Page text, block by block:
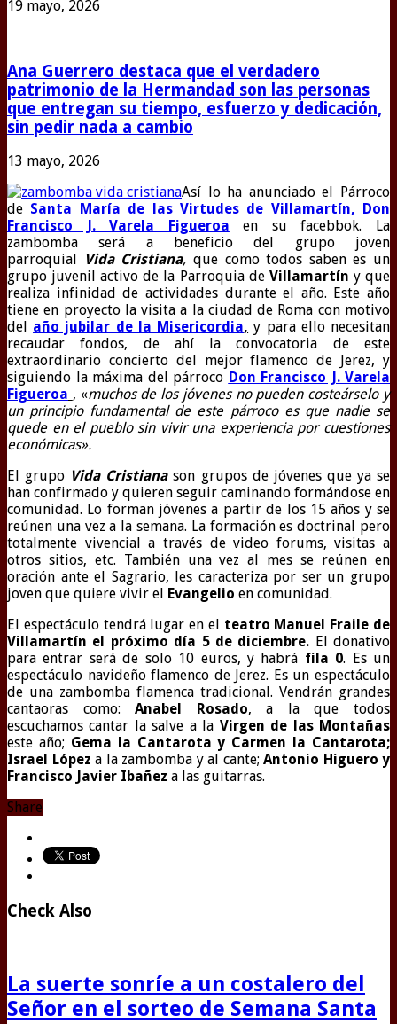
19 mayo, 2026
Ana Guerrero destaca que el verdadero
patrimonio de la Hermandad son las personas
que entregan su tiempo, esfuerzo y dedicación,
sin pedir nada a cambio
13 mayo, 2026
Así lo ha anunciado el Párroco
de Santa María de las Virtudes de Villamartín, Don
Francisco J. Varela Figueroa en su facebbok. La
zambomba será a beneficio del grupo joven
parroquial
Vida Cristiana, que como todos saben es un
grupo juvenil activo de la Parroquia de Villamartín y que
realiza infinidad de actividades durante el año. Este año
tiene en proyecto la visita a la ciudad de Roma con motivo
del año jubilar de la Misericordia, y para ello necesitan
recaudar fondos, de ahí la convocatoria de este
extraordinario concierto del mejor flamenco de Jerez, y
siguiendo la máxima del párroco Don Francisco J. Varela
Figueroa , «muchos de los jóvenes no pueden costeárselo y
un principio fundamental de este párroco es que nadie se
quede en el pueblo sin vivir una experiencia por cuestiones
económicas».
El grupo Vida Cristianason grupos de jóvenes que ya se
han confirmado y quieren seguir caminando formándose en
comunidad. Lo forman jóvenes a partir de los 15 años y se
reúnen una vez a la semana. La formación es doctrinal pero
totalmente vivencial a través de video forums, visitas a
otros sitios, etc. También una vez al mes se reúnen en
oración ante el Sagrario, les caracteriza por ser un grupo
joven que quiere vivir el
Evangelio en comunidad.
El espectáculo tendrá lugar en el teatro Manuel Fraile de
Villamartín el próximo día 5 de diciembre. El donativo
para entrar será de solo 10 euros, y habrá fila 0. Es un
espectáculo navideño flamenco de Jerez. Es un espectáculo
de una zambomba flamenca tradicional. Vendrán grandes
cantaoras como:Anabel Rosado, a la que todos
escuchamos cantar la salve a la Virgen de las Montañas
este año; Gema la Cantarota y Carmen la Cantarota;
Israel López a la zambomba y al cante; Antonio Higuero y
Francisco Javier Ibañez a las guitarras.
Share
Check Also
La suerte sonríe a un costalero del
Señor en el sorteo de Semana Santa